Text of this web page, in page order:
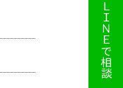
ＬＩＮＥで
相談